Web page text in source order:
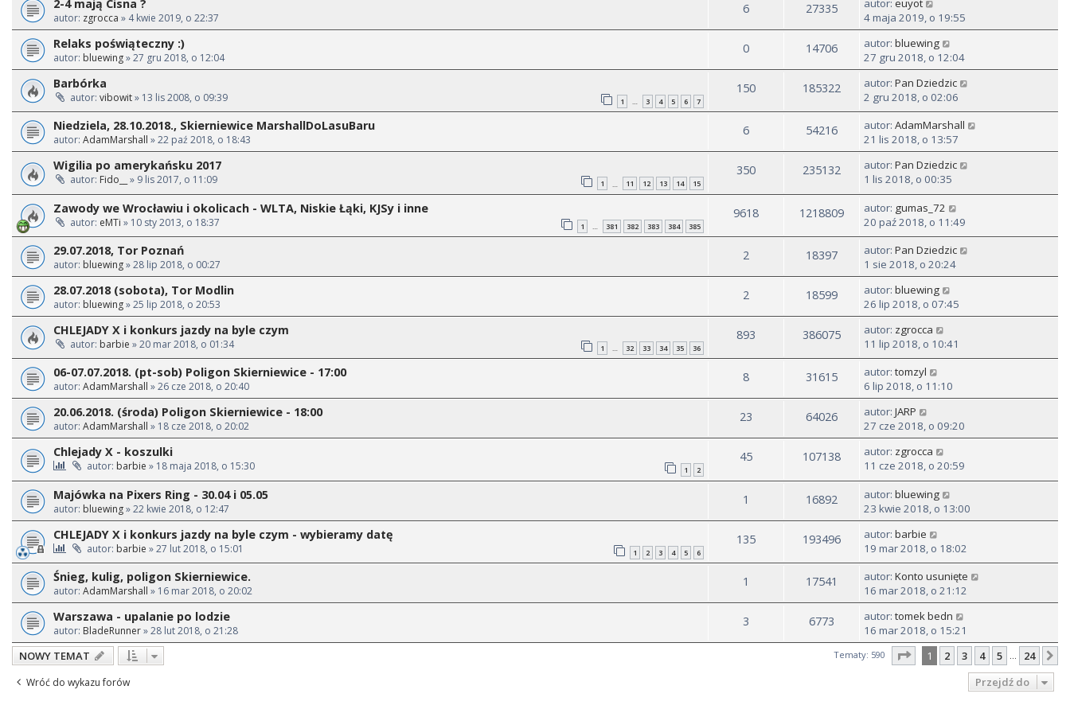
2-4 mają Cisna ?
autor: zgrocca » 4 kwie 2019, o 22:37
6 27335 autor: euyot
4 maja 2019, o 19:55
Relaks poświąteczny :)
autor: bluewing» 27 gru 2018, o 12:04
0 14706 autor: bluewing
27 gru 2018, o 12:04
Barbórka
autor: vibowit» 13 lis 2008, o 09:39 1 … 3 4 5 6 7
150 185322 autor: Pan Dziedzic
2 gru 2018, o 02:06
Niedziela, 28.10.2018., Skierniewice MarshallDoLasuBaru
autor: AdamMarshall » 22 paź 2018, o 18:43
6 54216 autor: AdamMarshall
21 lis 2018, o 13:57
Wigilia po amerykańsku 2017
autor: Fido__ » 9 lis 2017, o 11:09 1 … 11 12 13 14 15
350 235132 autor: Pan Dziedzic
1 lis 2018, o 00:35
Zawody we Wrocławiu i okolicach - WLTA, Niskie Łąki, KJSy i inne
autor: eMTi » 10 sty 2013, o 18:37 1 … 381 382 383 384 385
9618 1218809 autor: gumas_72
20 paź 2018, o 11:49
29.07.2018, Tor Poznań
autor: bluewing» 28 lip 2018, o 00:27
2 18397 autor: Pan Dziedzic
1 sie 2018, o 20:24
28.07.2018 (sobota), Tor Modlin
autor: bluewing» 25 lip 2018, o 20:53
2 18599 autor: bluewing
26 lip 2018, o 07:45
CHLEJADY X i konkurs jazdy na byle czym
autor: barbie » 20 mar 2018, o 01:34 1 … 32 33 34 35 36
893 386075 autor: zgrocca
11 lip 2018, o 10:41
06-07.07.2018. (pt-sob) Poligon Skierniewice - 17:00
autor: AdamMarshall » 26 cze 2018, o 20:40
8 31615 autor: tomzyl
6 lip 2018, o 11:10
20.06.2018. (środa) Poligon Skierniewice - 18:00
autor: AdamMarshall » 18 cze 2018, o 20:02
23 64026 autor: JARP
27 cze 2018, o 09:20
Chlejady X - koszulki
autor: barbie » 18 maja 2018, o 15:30 1 2
45 107138 autor: zgrocca
11 cze 2018, o 20:59
Majówka na Pixers Ring - 30.04 i 05.05
autor: bluewing» 22 kwie 2018, o 12:47
1 16892 autor: bluewing
23 kwie 2018, o 13:00
CHLEJADY X i konkurs jazdy na byle czym - wybieramy datę
autor: barbie » 27 lut 2018, o 15:01 1 2 3 4 5 6
135 193496 autor: barbie
19 mar 2018, o 18:02
Śnieg, kulig, poligon Skierniewice.
autor: AdamMarshall » 16 mar 2018, o 20:02
1 17541 autor: Konto usunięte
16 mar 2018, o 21:12
Warszawa - upalanie po lodzie
autor: BladeRunner» 28 lut 2018, o 21:28
3 6773 autor: tomek bedn
16 mar 2018, o 15:21
NOWY TEMAT
Tematy: 590 Strona1 z24
1 2 3 4 5 … 24
Wróć do wykazu forów Przejdź do